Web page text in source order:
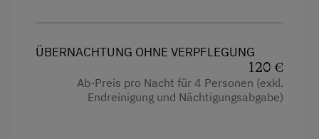
Kinderbett
ÜBERNACHTUNG OHNE VERPFLEGUNG
120 €
Ab-Preis pro Nacht für 4 Personen (exkl.
Endreinigung und Nächtigungsabgabe)